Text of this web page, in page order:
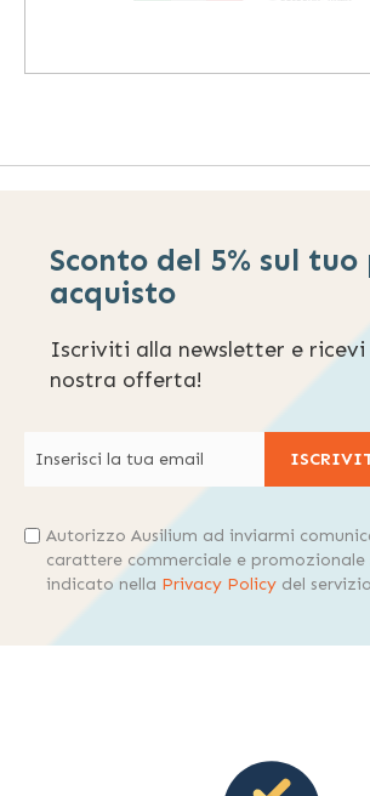
Sconto del 5% sul
acquisto
Iscriviti alla newsletter e ricevi
nostra offerta!
Autorizzo Ausilium ad inviarmi
carattere commerciale e promozionale
indicato nella Privacy Policy del servizio